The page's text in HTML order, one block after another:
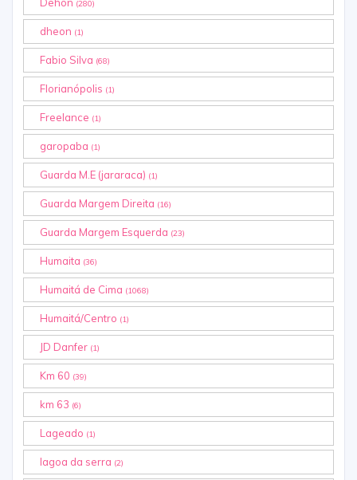
Dehon (280)
dheon (1)
Fabio Silva (68)
Florianópolis (1)
Freelance (1)
garopaba (1)
Guarda M.E (jararaca) (1)
Guarda Margem Direita (16)
Guarda Margem Esquerda (23)
Humaita (36)
Humaitá de Cima (1068)
Humaitá/Centro (1)
JD Danfer (1)
Km 60 (39)
km 63 (6)
Lageado (1)
lagoa da serra (2)